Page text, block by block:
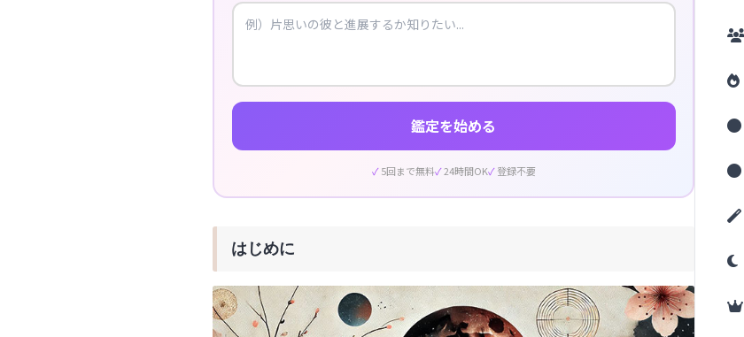
鑑定を始める
5回まで無料 24時間OK 登録不要
はじめに